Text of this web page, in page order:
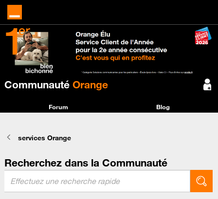
Communauté Orange
Forum Blog
services Orange
Recherchez dans la Communauté